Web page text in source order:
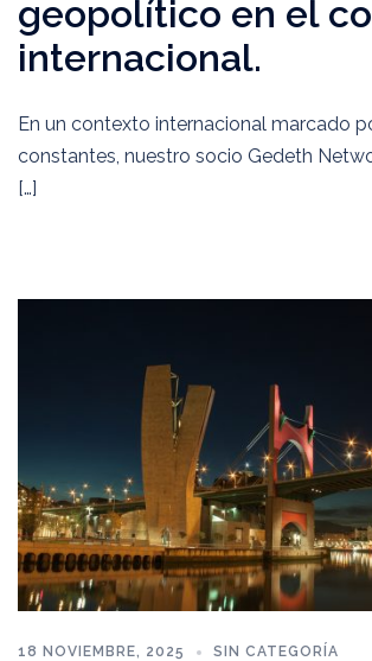
geopolítico en el
internacional.
En un contexto internacional marcado
constantes, nuestro socio Gedeth
[…]
18 NOVIEMBRE, 2025 SIN CATEGORÍA